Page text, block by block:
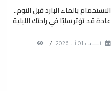
الاستحمام بالماء البارد قبل النوم..
عادة قد تؤثر سلبًا في راحتك الليلية
السبت 01 آب 2026 /